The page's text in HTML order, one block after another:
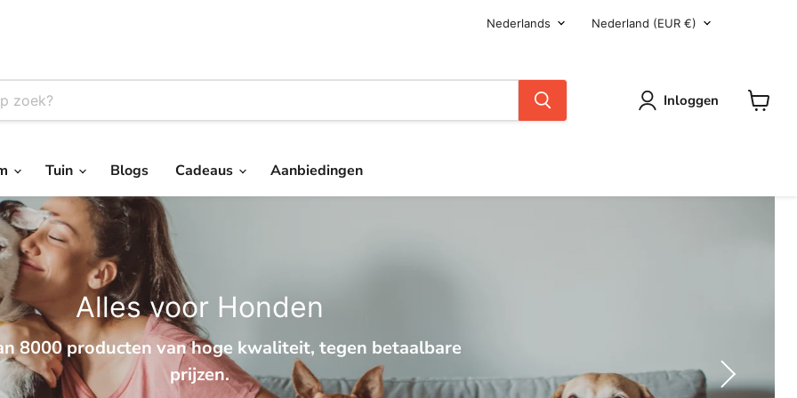
Taal
Nederlands Land
Nederland (EUR €)
Inloggen
Tuin Blogs Cadeaus Aanbiedingen
dan 3000 producten.